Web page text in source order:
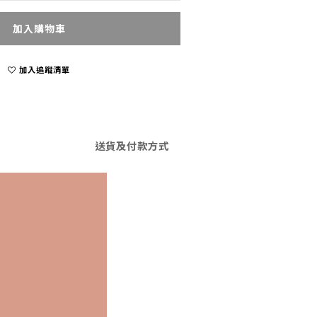
加入購物車
加入追蹤清單
送貨及付款方式